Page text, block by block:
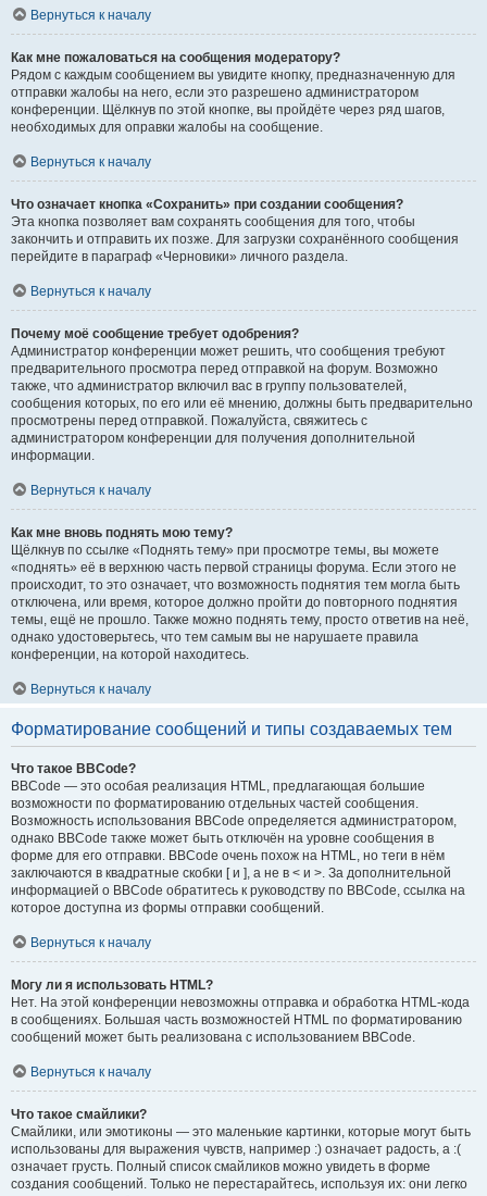
Вернуться к началу
Как мне пожаловаться на сообщения модератору?
Рядом с каждым сообщением вы увидите кнопку, предназначенную для
отправки жалобы на него, если это разрешено администратором
конференции. Щёлкнув по этой кнопке, вы пройдёте через ряд шагов,
необходимых для оправки жалобы на сообщение.
Вернуться к началу
Что означает кнопка «Сохранить» при создании сообщения?
Эта кнопка позволяет вам сохранять сообщения для того, чтобы
закончить и отправить их позже. Для загрузки сохранённого сообщения
перейдите в параграф «Черновики» личного раздела.
Вернуться к началу
Почему моё сообщение требует одобрения?
Администратор конференции может решить, что сообщения требуют
предварительного просмотра перед отправкой на форум. Возможно
также, что администратор включил вас в группу пользователей,
сообщения которых, по его или её мнению, должны быть предварительно
просмотрены перед отправкой. Пожалуйста, свяжитесь с
администратором конференции для получения дополнительной
информации.
Вернуться к началу
Как мне вновь поднять мою тему?
Щёлкнув по ссылке «Поднять тему» при просмотре темы, вы можете
«поднять» её в верхнюю часть первой страницы форума. Если этого не
происходит, то это означает, что возможность поднятия тем могла быть
отключена, или время, которое должно пройти до повторного поднятия
темы, ещё не прошло. Также можно поднять тему, просто ответив на неё,
однако удостоверьтесь, что тем самым вы не нарушаете правила
конференции, на которой находитесь.
Вернуться к началу
Форматирование сообщений и типы создаваемых тем
Что такое BBCode?
BBCode — это особая реализация HTML, предлагающая большие
возможности по форматированию отдельных частей сообщения.
Возможность использования BBCode определяется администратором,
однако BBCode также может быть отключён на уровне сообщения в
форме для его отправки. BBCode очень похож на HTML, но теги в нём
заключаются в квадратные скобки [ и ], а не в < и >. За дополнительной
информацией о BBCode обратитесь к руководству по BBCode, ссылка на
которое доступна из формы отправки сообщений.
Вернуться к началу
Могу ли я использовать HTML?
Нет. На этой конференции невозможны отправка и обработка HTML-кода
в сообщениях. Большая часть возможностей HTML по форматированию
сообщений может быть реализована с использованием BBCode.
Вернуться к началу
Что такое смайлики?
Смайлики, или эмотиконы — это маленькие картинки, которые могут быть
использованы для выражения чувств, например :) означает радость, а :(
означает грусть. Полный список смайликов можно увидеть в форме
создания сообщений. Только не перестарайтесь, используя их: они легко